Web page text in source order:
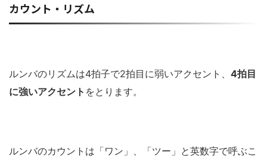
カウント・リズム
ルンバのリズムは4拍子で2拍目に弱いアクセント、 4拍目
に強いアクセント をとります。
ルンバのカウントは「ワン」、「ツー」と英数字で呼ぶこ